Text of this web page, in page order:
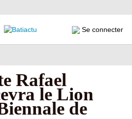
Se connecter
Rafael
le Lion
de